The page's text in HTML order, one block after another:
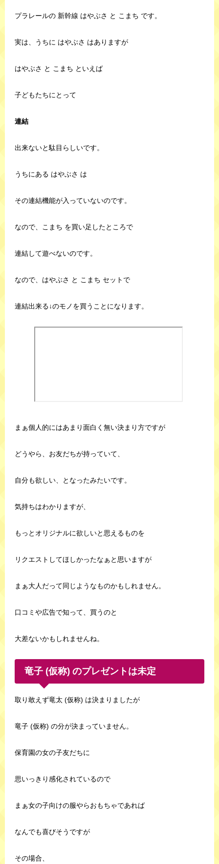
プラレールの 新幹線 はやぶさ と こまち です。
実は、うちに はやぶさ はありますが
はやぶさ と こまち といえば
子どもたちにとって
連結
出来ないと駄目らしいです。
うちにある はやぶさ は
その連結機能が入っていないのです。
なので、こまち を買い足したところで
連結して遊べないのです。
なので、はやぶさ と こまち セットで
連結出来る↓のモノを買うことになります。
まぁ個人的にはあまり面白く無い決まり方ですが
どうやら、お友だちが持っていて、
自分も欲しい、となったみたいです。
気持ちはわかりますが、
もっとオリジナルに欲しいと思えるものを
リクエストしてほしかったなぁと思いますが
まぁ大人だって同じようなものかもしれません。
口コミや広告で知って、買うのと
大差ないかもしれませんね。
竜子 (仮称) のプレゼントは未定
取り敢えず竜太 (仮称) は決まりましたが
竜子 (仮称) の分が決まっていません。
保育園の女の子友だちに
思いっきり感化されているので
まぁ女の子向けの服やらおもちゃであれば
なんでも喜びそうですが
その場合、